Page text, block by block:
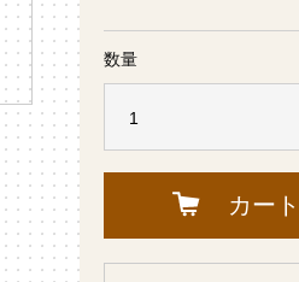
数量
カー